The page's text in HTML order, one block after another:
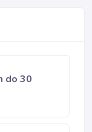
do 30